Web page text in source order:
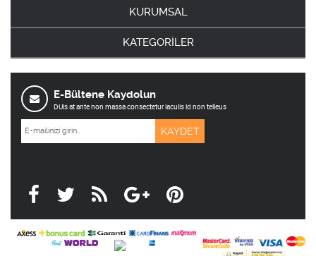
KURUMSAL
KATEGORİLER
E-Bültene Kaydolun
DUis at ante non massa consectetur iaculis id non telleus